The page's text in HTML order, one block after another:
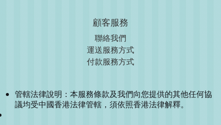
顧客服務
聯絡我們
運送服務方式
付款服務方式
管轄法律說明：本服務條款及我們向您提供的其他任何協
議均受中國香港法律管轄，須依照香港法律解釋。